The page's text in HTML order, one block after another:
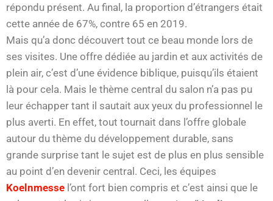
répondu présent. Au final, la proportion d’étrangers était
cette année de 67%, contre 65 en 2019.
Mais qu’a donc découvert tout ce beau monde lors de
ses visites. Une offre dédiée au jardin et aux activités de
plein air, c’est d’une évidence biblique, puisqu’ils étaient
là pour cela. Mais le thème central du salon n’a pas pu
leur échapper tant il sautait aux yeux du professionnel le
plus averti. En effet, tout tournait dans l’offre globale
autour du thème du développement durable, sans
grande surprise tant le sujet est de plus en plus sensible
au point d’en devenir central. Ceci, les équipes
Koelnmesse l’ont fort bien compris et c’est ainsi que le